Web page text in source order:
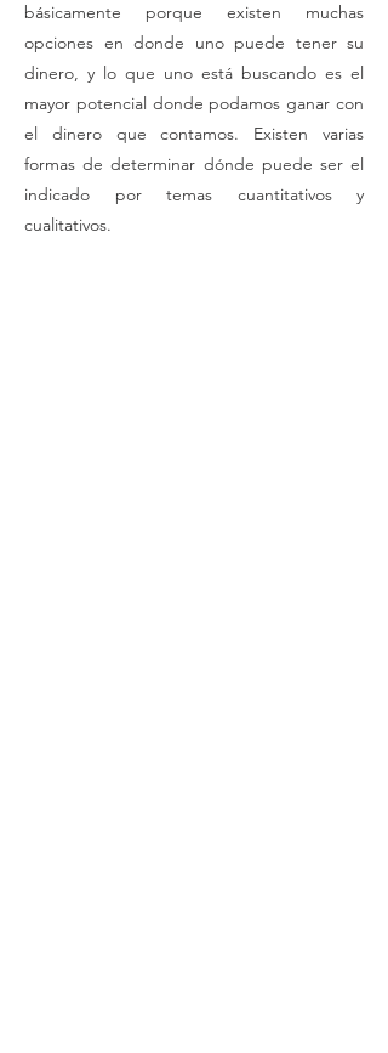
básicamente porque existen muchas
opciones en donde uno puede tener su
dinero, y lo que uno está buscando es el
mayor potencial donde podamos ganar con
el dinero que contamos. Existen varias
formas de determinar dónde puede ser el
indicado por temas cuantitativos y
cualitativos.